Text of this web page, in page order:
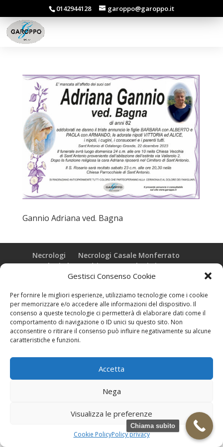
Gestisci Consenso Cookie
Per fornire le migliori esperienze, utilizziamo tecnologie come i cookie
per memorizzare e/o accedere alle informazioni del dispositivo. Il
consenso a queste tecnologie ci permetterà di elaborare dati come il
comportamento di navigazione o ID unici su questo sito. Non
acconsentire o ritirare il consenso può influire negativamente su alcune
caratteristiche e funzioni.
Accetta
Nega
Visualizza le preferenze
Cookie PolicyPolicy privacy
0142944128 garoppo@garoppo.it
Gannio Adriana ved. Bagna
Necrologi
Necrologi Casale Monferrato
Necrologi Alessandria
Necrologi Piemonte
Realizzazione grafica e Copyright © zeropensieri local web -
Casale Monferrato info@zeropensieri-cloud
Chiama subito